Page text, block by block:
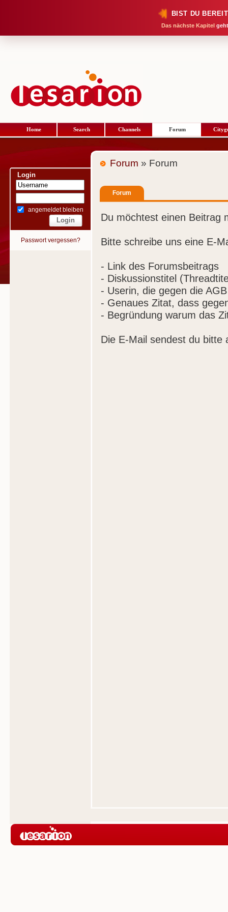
BIST DU
Das nächste Kapitel
Home Search Channels Forum
Login
angemeldet bleiben
Passwort vergessen?
Forum » Forum
Forum
Du möchtest einen Beitrag
Bitte schreibe uns eine E-
- Link des Forumsbeitrags
- Diskussionstitel
- Userin, die gegen die
- Genaues Zitat, dass
- Begründung warum das
Die E-Mail sendest du bitte